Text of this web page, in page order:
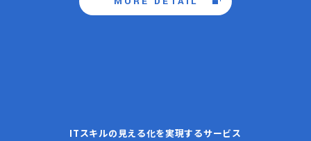
ITスキルの見える化を実現するサービス